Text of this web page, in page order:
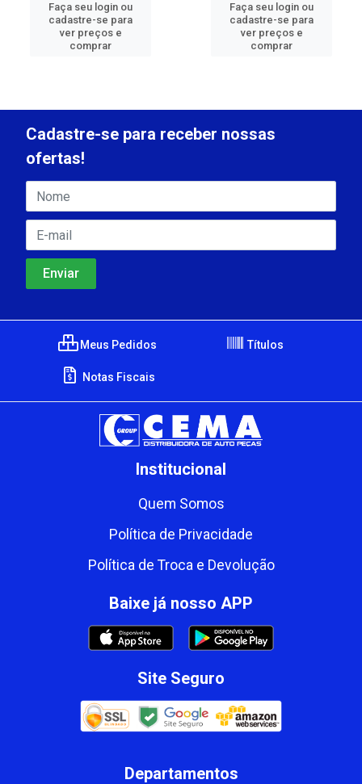
Faça seu login ou
cadastre-se para
ver preços e
comprar
Faça seu login ou
cadastre-se para
ver preços e
comprar
Cadastre-se para receber nossas
ofertas!
Meus Pedidos Títulos
Notas Fiscais
Institucional
Quem Somos
Política de Privacidade
Política de Troca e Devolução
Baixe já nosso APP
Site Seguro
Departamentos